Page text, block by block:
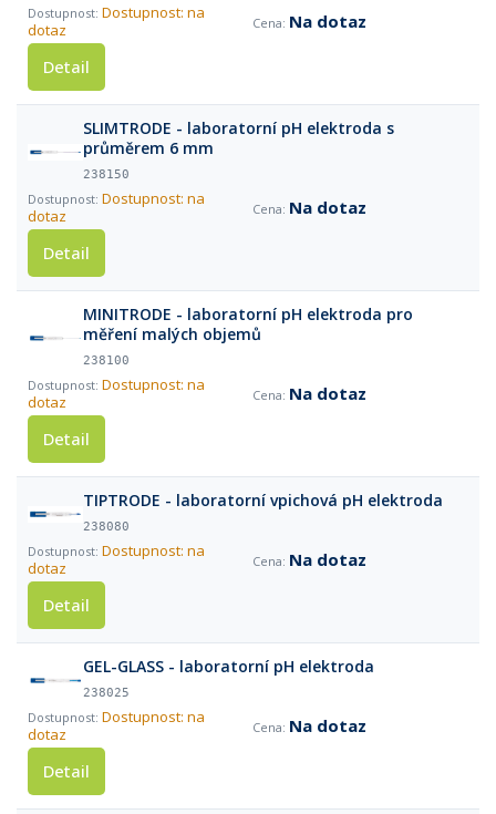
Dostupnost: na
dotaz
Na dotaz
Detail
SLIMTRODE - laboratorní pH elektroda s
průměrem 6 mm
238150
Dostupnost: na
dotaz
Na dotaz
Detail
MINITRODE - laboratorní pH elektroda pro
měření malých objemů
238100
Dostupnost: na
dotaz
Na dotaz
Detail
TIPTRODE - laboratorní vpichová pH elektroda
238080
Dostupnost: na
dotaz
Na dotaz
Detail
GEL-GLASS - laboratorní pH elektroda
238025
Dostupnost: na
dotaz
Na dotaz
Detail